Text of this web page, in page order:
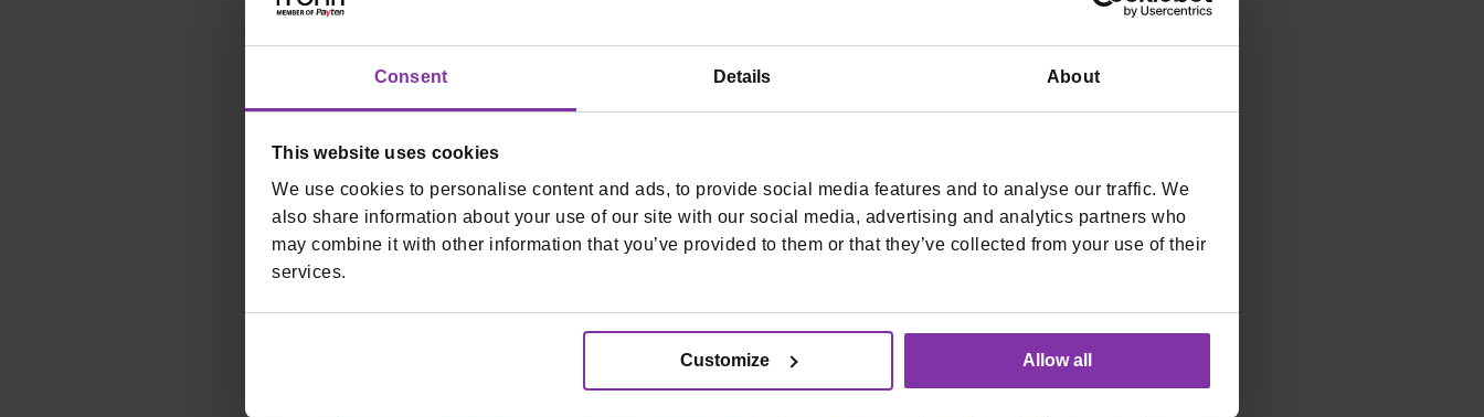
Consent Details About
This website uses cookies
We use cookies to personalise content and ads, to provide social media features and to analyse our traffic. We
also share information about your use of our site with our social media, advertising and analytics partners who
may combine it with other information that you’ve provided to them or that they’ve collected from your use of their
services.
Customize Allow all